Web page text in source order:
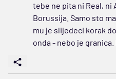
tebe ne pita ni Real, ni
Borussija. Samo sto
mu je slijedeci korak
onda - nebo je